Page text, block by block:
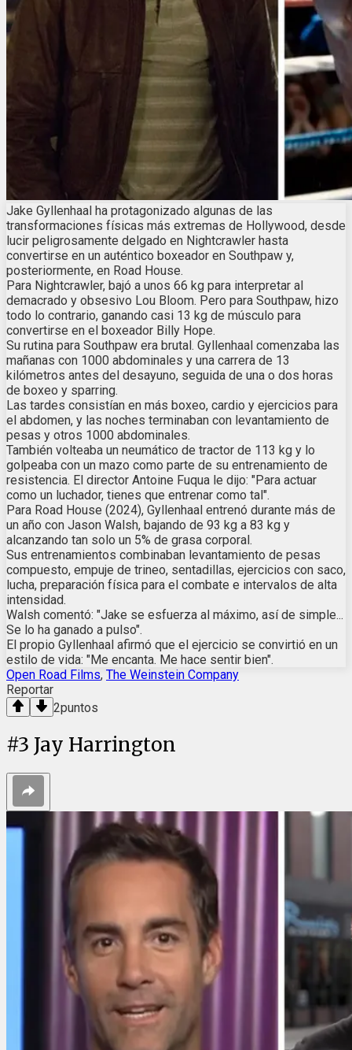
Jake Gyllenhaal ha protagonizado algunas de las
transformaciones físicas más extremas de Hollywood, desde
lucir peligrosamente delgado en Nightcrawler hasta
convertirse en un auténtico boxeador en Southpaw y,
posteriormente, en Road House.
Para Nightcrawler, bajó a unos 66 kg para interpretar al
demacrado y obsesivo Lou Bloom. Pero para Southpaw, hizo
todo lo contrario, ganando casi 13 kg de músculo para
convertirse en el boxeador Billy Hope.
Su rutina para Southpaw era brutal. Gyllenhaal comenzaba las
mañanas con 1000 abdominales y una carrera de 13
kilómetros antes del desayuno, seguida de una o dos horas
de boxeo y sparring.
Las tardes consistían en más boxeo, cardio y ejercicios para
el abdomen, y las noches terminaban con levantamiento de
pesas y otros 1000 abdominales.
También volteaba un neumático de tractor de 113 kg y lo
golpeaba con un mazo como parte de su entrenamiento de
resistencia. El director Antoine Fuqua le dijo: "Para actuar
como un luchador, tienes que entrenar como tal".
Para Road House (2024), Gyllenhaal entrenó durante más de
un año con Jason Walsh, bajando de 93 kg a 83 kg y
alcanzando tan solo un 5% de grasa corporal.
Sus entrenamientos combinaban levantamiento de pesas
compuesto, empuje de trineo, sentadillas, ejercicios con saco,
lucha, preparación física para el combate e intervalos de alta
intensidad.
Walsh comentó: "Jake se esfuerza al máximo, así de simple...
Se lo ha ganado a pulso".
El propio Gyllenhaal afirmó que el ejercicio se convirtió en un
estilo de vida: "Me encanta. Me hace sentir bien".
Open Road Films, The Weinstein Company
Reportar
2puntos
#3 Jay Harrington